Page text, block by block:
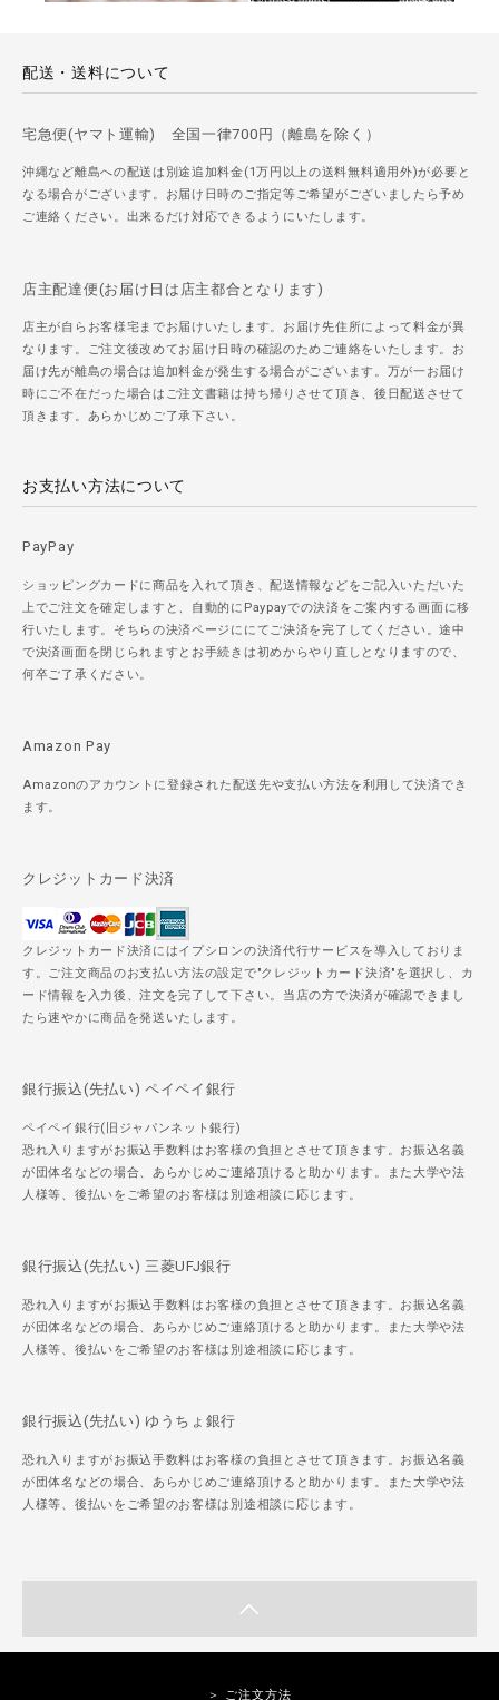
配送・送料について
宅急便(ヤマト運輸) 全国一律700円（離島を除く）
沖縄など離島への配送は別途追加料金(1万円以上の送料無料適用外)が必要と
なる場合がございます。お届け日時のご指定等ご希望がございましたら予め
ご連絡ください。出来るだけ対応できるようにいたします。
店主配達便(お届け日は店主都合となります)
店主が自らお客様宅までお届けいたします。お届け先住所によって料金が異
なります。ご注文後改めてお届け日時の確認のためご連絡をいたします。お
届け先が離島の場合は追加料金が発生する場合がございます。万が一お届け
時にご不在だった場合はご注文書籍は持ち帰りさせて頂き、後日配送させて
頂きます。あらかじめご了承下さい。
お支払い方法について
PayPay
ショッピングカードに商品を入れて頂き、配送情報などをご記入いただいた
上でご注文を確定しますと、自動的にPaypayでの決済をご案内する画面に移
行いたします。そちらの決済ページににてご決済を完了してください。途中
で決済画面を閉じられますとお手続きは初めからやり直しとなりますので、
何卒ご了承ください。
Amazon Pay
Amazonのアカウントに登録された配送先や支払い方法を利用して決済でき
ます。
クレジットカード決済
クレジットカード決済にはイプシロンの決済代行サービスを導入しておりま
す。ご注文商品のお支払い方法の設定で"クレジットカード決済"を選択し、カ
ード情報を入力後、注文を完了して下さい。当店の方で決済が確認できまし
たら速やかに商品を発送いたします。
銀行振込(先払い) ペイペイ銀行
ペイペイ銀行(旧ジャパンネット銀行)
恐れ入りますがお振込手数料はお客様の負担とさせて頂きます。お振込名義
が団体名などの場合、あらかじめご連絡頂けると助かります。また大学や法
人様等、後払いをご希望のお客様は別途相談に応じます。
銀行振込(先払い) 三菱UFJ銀行
恐れ入りますがお振込手数料はお客様の負担とさせて頂きます。お振込名義
が団体名などの場合、あらかじめご連絡頂けると助かります。また大学や法
人様等、後払いをご希望のお客様は別途相談に応じます。
銀行振込(先払い) ゆうちょ銀行
恐れ入りますがお振込手数料はお客様の負担とさせて頂きます。お振込名義
が団体名などの場合、あらかじめご連絡頂けると助かります。また大学や法
人様等、後払いをご希望のお客様は別途相談に応じます。
＞ ご注文方法